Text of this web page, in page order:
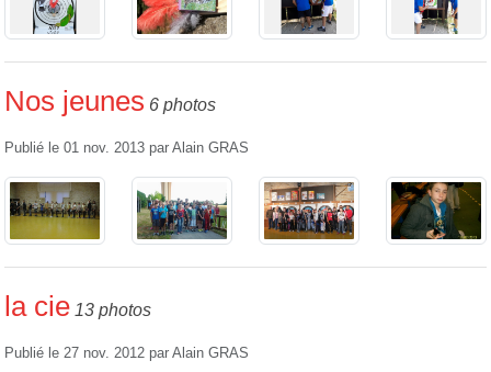
Nos jeunes 6 photos
Publié le 01 nov. 2013 par Alain GRAS
la cie 13 photos
Publié le 27 nov. 2012 par Alain GRAS